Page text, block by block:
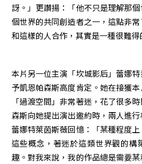
訝。」更讚揚：「他不只是理解那
個世界的共同創造者之一，這點非
和這樣的人合作，其實是一種很難得
本片另一位主演「坎城影后」蕾娜
予凱恩帕森斯高度肯定。她在接獲
「過渡空間」非常著迷，花了很多
森斯向她提出演出邀約時，兩人進
蕾娜特萊茵斯薇回憶：「某種程度
這些概念，著迷於這類世界觀的構
趣。對我來說，我的作品總是需要